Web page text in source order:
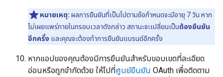
หมายเหตุ: ผลการยืนยันที่เป็นไปตามข้อกำหนดจะมีอายุ 7 วัน หาก
ไม่เผยแพร่ภายในกรอบเวลาดังกล่าว สถานะจะเปลี่ยนเป็นต้องยืนยัน
อีกครั้ง และคุณจะต้องทำการยืนยันแบรนด์อีกครั้ง
หากแอปของคุณต้องมีการยืนยันสำหรับขอบเขตที่ละเอียด
อ่อนหรือถูกจำกัดด้วย ให้ไปที่ศูนย์ยืนยัน OAuth เพื่อติดตาม